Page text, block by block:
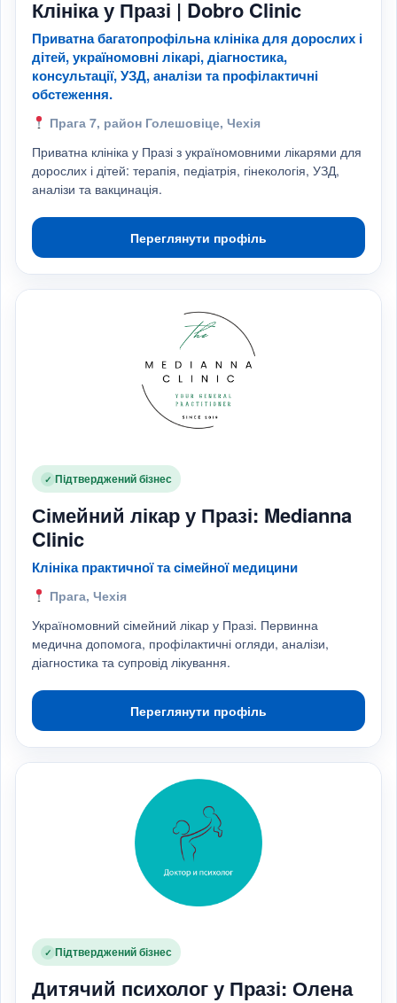
Клініка у Празі | Dobro Clinic
Приватна багатопрофільна клініка для дорослих і
дітей, україномовні лікарі, діагностика,
консультації, УЗД, аналізи та профілактичні
обстеження.
Прага 7, район Голешовіце, Чехія
Приватна клініка у Празі з україномовними лікарями для
дорослих і дітей: терапія, педіатрія, гінекологія, УЗД,
аналізи та вакцинація.
Переглянути профіль
✓ Підтверджений бізнес
Сімейний лікар у Празі: Medianna
Clinic
Клініка практичної та сімейної медицини
Прага, Чехія
Україномовний сімейний лікар у Празі. Первинна
медична допомога, профілактичні огляди, аналізи,
діагностика та супровід лікування.
Переглянути профіль
✓ Підтверджений бізнес
Дитячий психолог у Празі: Олена